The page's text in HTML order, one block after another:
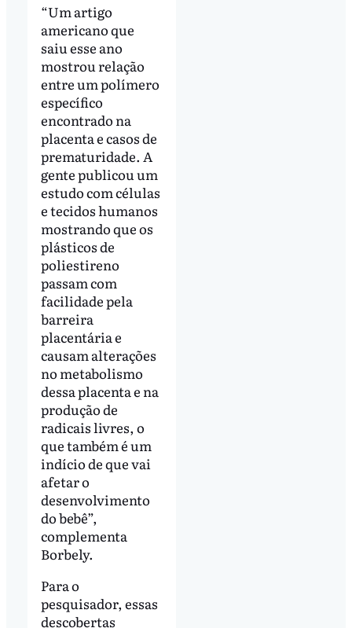
“Um artigo
americano que
saiu esse ano
mostrou relação
entre um polímero
específico
encontrado na
placenta e casos de
prematuridade. A
gente publicou um
estudo com células
e tecidos humanos
mostrando que os
plásticos de
poliestireno
passam com
facilidade pela
barreira
placentária e
causam alterações
no metabolismo
dessa placenta e na
produção de
radicais livres, o
que também é um
indício de que vai
afetar o
desenvolvimento
do bebê”,
complementa
Borbely.
Para o
pesquisador, essas
descobertas